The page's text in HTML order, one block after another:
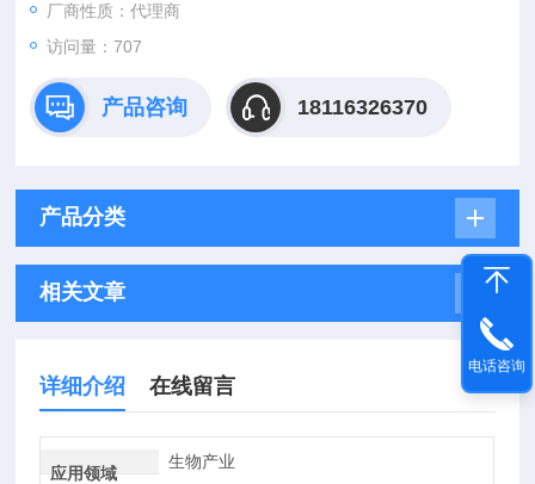
厂商性质：代理商
访问量：707
产品咨询 18116326370
产品分类
相关文章
详细介绍 在线留言
应用领域
生物产业
电话咨询